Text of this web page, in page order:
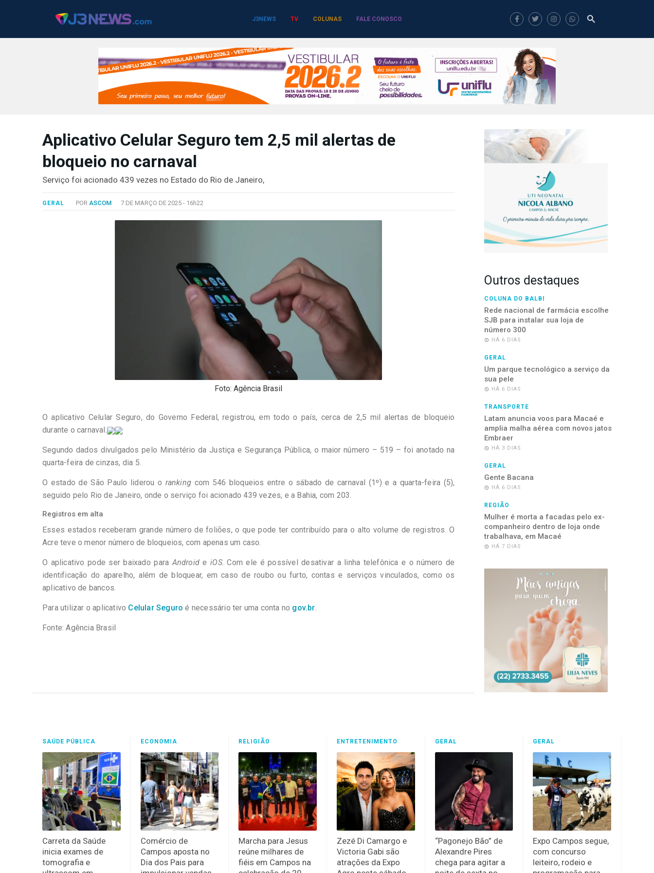
J3NEWS TV COLUNAS FALE CONOSCO
Aplicativo Celular Seguro tem 2,5 mil alertas de
bloqueio no carnaval
Serviço foi acionado 439 vezes no Estado do Rio de Janeiro,
GERAL POR ASCOM 7 DE MARÇO DE 2025 - 16h22
Foto: Agência Brasil
O aplicativo Celular Seguro, do Governo Federal, registrou, em todo o país, cerca de 2,5 mil alertas de bloqueio
durante o carnaval.
Segundo dados divulgados pelo Ministério da Justiça e Segurança Pública, o maior número – 519 – foi anotado na
quarta-feira de cinzas, dia 5.
O estado de São Paulo liderou o ranking com 546 bloqueios entre o sábado de carnaval (1º) e a quarta-feira (5),
seguido pelo Rio de Janeiro, onde o serviço foi acionado 439 vezes, e a Bahia, com 203.
Registros em alta
Esses estados receberam grande número de foliões, o que pode ter contribuído para o alto volume de registros. O
Acre teve o menor número de bloqueios, com apenas um caso.
O aplicativo pode ser baixado paraAndroid eiOS. Com ele é possível desativar a linha telefônica e o número de
identificação do aparelho, além de bloquear, em caso de roubo ou furto, contas e serviços vinculados, como os
aplicativo de bancos.
Para utilizar o aplicativo Celular Seguro é necessário ter uma conta no gov.br.
Fonte: Agência Brasil
Outros destaques
COLUNA DO BALBI
Rede nacional de farmácia escolhe
SJB para instalar sua loja de
número 300
HÁ 6 DIAS
GERAL
Um parque tecnológico a serviço da
sua pele
HÁ 6 DIAS
TRANSPORTE
Latam anuncia voos para Macaé e
amplia malha aérea com novos jatos
Embraer
HÁ 3 DIAS
GERAL
Gente Bacana
HÁ 6 DIAS
REGIÃO
Mulher é morta a facadas pelo ex-
companheiro dentro de loja onde
trabalhava, em Macaé
HÁ 7 DIAS
SAÚDE PÚBLICA
Carreta da Saúde
inicia exames de
tomografia e
ECONOMIA
Comércio de
Campos aposta no
Dia dos Pais para
RELIGIÃO
Marcha para Jesus
reúne milhares de
fiéis em Campos na
ENTRETENIMENTO
Zezé Di Camargo e
Victoria Gabi são
atrações da Expo
GERAL
“Pagonejo Bão” de
Alexandre Pires
chega para agitar a
GERAL
Expo Campos segue,
com concurso
leiteiro, rodeio e